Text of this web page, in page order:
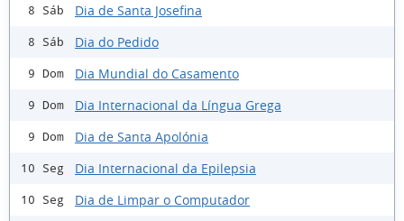
8 Sáb Dia de Santa Josefina
8 Sáb Dia do Pedido
9 Dom Dia Mundial do Casamento
9 Dom Dia Internacional da Língua Grega
9 Dom Dia de Santa Apolónia
10 Seg Dia Internacional da Epilepsia
10 Seg Dia de Limpar o Computador